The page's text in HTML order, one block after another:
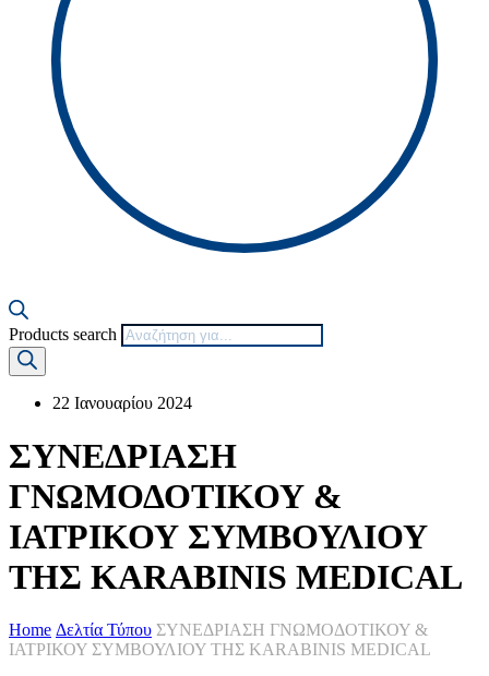
Products search
22 Ιανουαρίου 2024
ΣΥΝΕΔΡΙΑΣΗ
ΓΝΩΜΟΔΟΤΙΚΟΥ &
ΙΑΤΡΙΚΟΥ ΣΥΜΒΟΥΛΙΟΥ
ΤΗΣ KARABINIS MEDICAL
Home Δελτία Τύπου ΣΥΝΕΔΡΙΑΣΗ ΓΝΩΜΟΔΟΤΙΚΟΥ &
ΙΑΤΡΙΚΟΥ ΣΥΜΒΟΥΛΙΟΥ ΤΗΣ KARABINIS MEDICAL